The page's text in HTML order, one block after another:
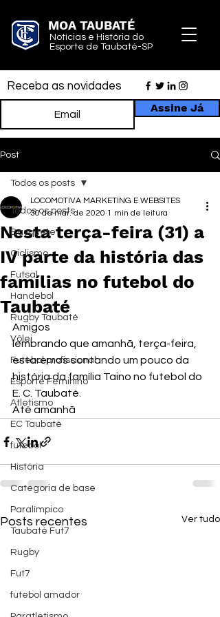
MOA TAUBATÉ
Notícias e História do
Esporte de Taubaté-SP
Receba as novidades
Assine Já
Post
Todos os posts
Basquete
Ciclismo
Futsal
Handebol
Rugby Taubaté
Vôlei
Futebol profissional
Esporte Feminino
Atletismo
EC Taubaté
futebol
História
Categoria de base
Paralímpico
Taubaté Fut7
Rugby
Fut7
futebol amador
Todos os posts
Nesta terça-feira (31) a
IV parte da história das
famílias no futebol do
Taubaté
LOCOMOTIVA MARKETING E WEBSITES
30 de mar. de 2020 1 min de leitura
Amigos
lembrando que amanhã, terça-feira,
estaremos contando um pouco da
história da família Taino no futebol do
E. C. Taubaté.
Até amanhã
Posts recentes Ver tudo